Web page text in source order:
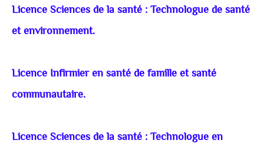
Licence Sciences de la santé : Technologue de santé
et environnement.
Licence Infirmier en santé de famille et santé
communautaire.
Licence Sciences de la santé : Technologue en